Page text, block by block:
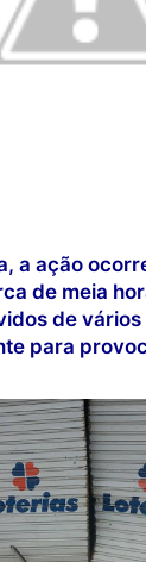
a ação
de meia
de vários
para